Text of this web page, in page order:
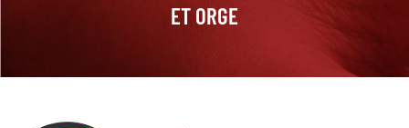
ET ORGE